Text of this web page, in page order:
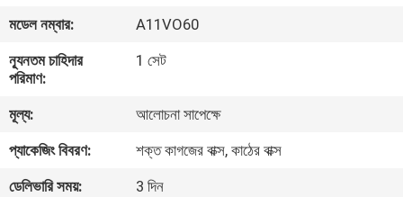
কারখানা
ভ্রমণ
মান
নিয়ন্ত্রণ
মডেল নম্বার:
A11VO60
ন্যূনতম চাহিদার
পরিমাণ:
1 সেট
মূল্য:
আলোচনা সাপেক্ষে
প্যাকেজিং বিবরণ:
শক্ত কাগজের বাক্স, কাঠের বাক্স
ডেলিভারি সময়:
3 দিন